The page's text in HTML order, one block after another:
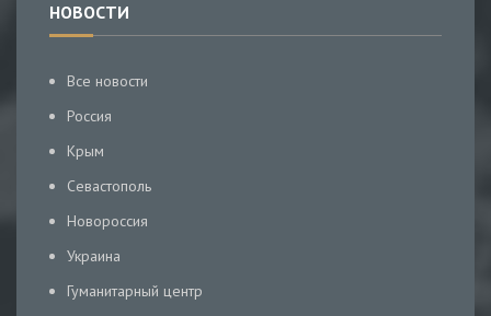
НОВОСТИ
Все новости
Россия
Крым
Севастополь
Новороссия
Украина
Гуманитарный центр